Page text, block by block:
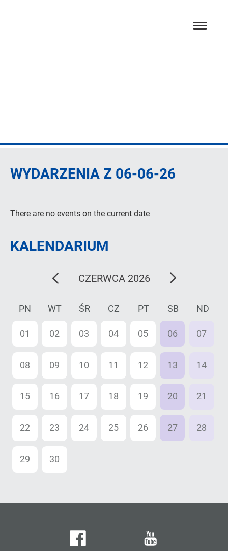
WYDARZENIA Z 06-06-26
There are no events on the current date
KALENDARIUM
poprzedni
CZERWCA 2026
PN WT ŚR CZ PT SB ND
01 02 03 04 05 06 07
08 09 10 11 12 13 14
15 16 17 18 19 20 21
22 23 24 25 26 27 28
29 30
Facebook Youtube